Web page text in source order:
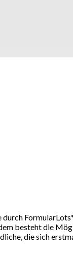
besteht die
die sich